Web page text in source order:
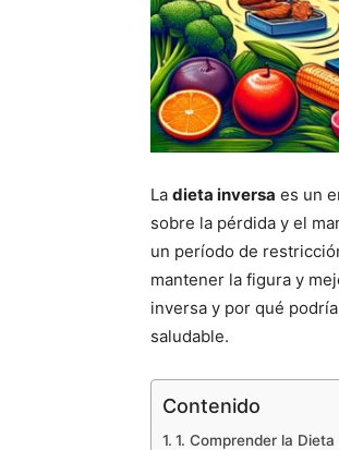
La dieta inversa es un
sobre la pérdida y el
un período de
mantener la figura y
inversa y por qué
saludable.
Contenido
1. Comprender la